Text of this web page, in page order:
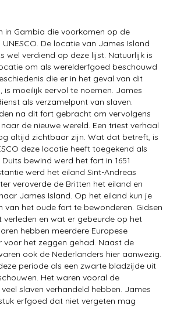
in Gambia die voorkomen op de
De locatie van James Island
wel verdiend op deze lijst. Natuurlijk is
om als werelderfgoed beschouwd
die er in het geval van dit
moeilijk eervol te noemen. James
als verzamelpunt van slaven.
na dit fort gebracht om vervolgens
de nieuwe wereld. Een triest verhaal
altijd zichtbaar zijn. Wat dat betreft, is
deze locatie heeft toegekend als
bewind werd het fort in 1651
werd het eiland Sint-Andreas
veroverde de Britten het eiland en
James Island. Op het eiland kun je
van het oude fort te bewonderen. Gidsen
verleden en wat er gebeurde op het
hebben meerdere Europese
het zeggen gehad. Naast de
ook de Nederlanders hier aanwezig.
periode als een zwarte bladzijde uit
Het waren vooral de
slaven verhandeld hebben. James
erfgoed dat niet vergeten mag